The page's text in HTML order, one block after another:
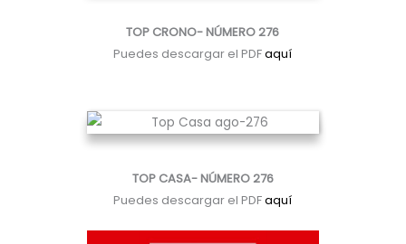
TOP CRONO- NÚMERO 276
Puedes descargar el PDFaquí
TOP CASA- NÚMERO 276
Puedes descargar el PDFaquí